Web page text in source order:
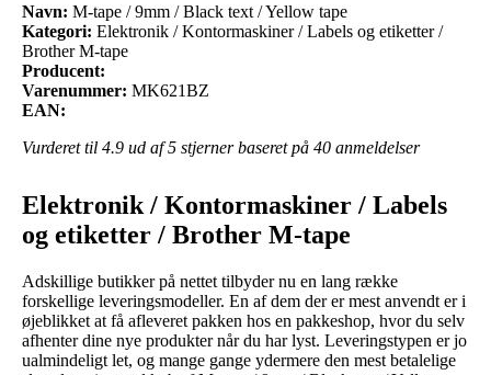
Navn: M-tape / 9mm / Black text / Yellow tape
Kategori: Elektronik / Kontormaskiner / Labels og etiketter /
Brother M-tape
Producent:
Varenummer: MK621BZ
EAN:
Vurderet til 4.9 ud af 5 stjerner baseret på 40 anmeldelser
Elektronik / Kontormaskiner / Labels
og etiketter / Brother M-tape
Adskillige butikker på nettet tilbyder nu en lang række
forskellige leveringsmodeller. En af dem der er mest anvendt er i
øjeblikket at få afleveret pakken hos en pakkeshop, hvor du selv
afhenter dine nye produkter når du har lyst. Leveringstypen er jo
ualmindeligt let, og mange gange ydermere den mest betalelige